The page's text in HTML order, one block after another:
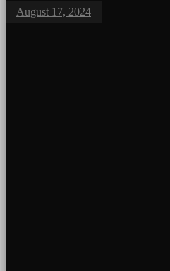
August 17, 2024